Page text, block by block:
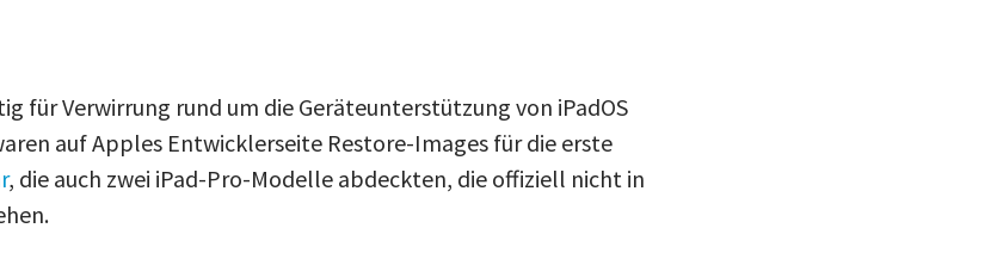
für Verwirrung rund um die Geräteunterstützung von iPadOS
auf Apples Entwicklerseite Restore-Images für die erste
, die auch zwei iPad-Pro-Modelle abdeckten, die offiziell nicht in